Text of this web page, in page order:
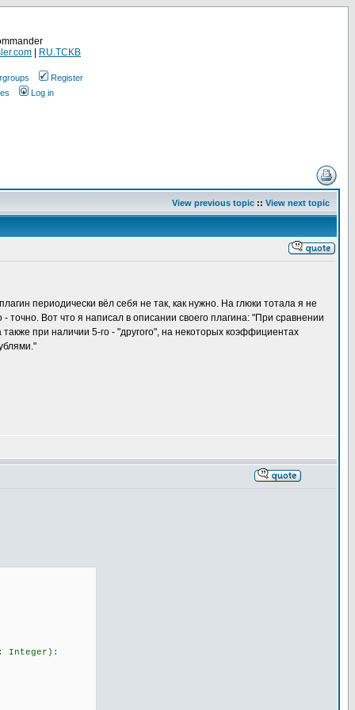
RU.TCKB
Register
Log in
View previous topic :: View next topic
периодически вёл себя не так, как нужно. На глюки тотала я не
Вот что я написал в описании своего плагина: "При сравнении
при наличии 5-го - "другого", на некоторых коэффициентах
Integer):